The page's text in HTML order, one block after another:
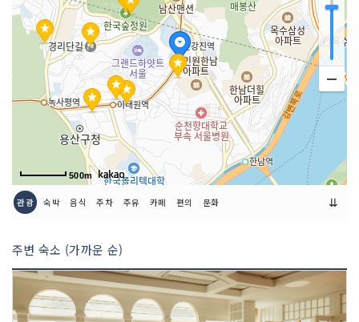
500m
관광 숙박 음식 주차 주유 카페 편의 문화 ⇊
주변 숙소 (가까운 순)